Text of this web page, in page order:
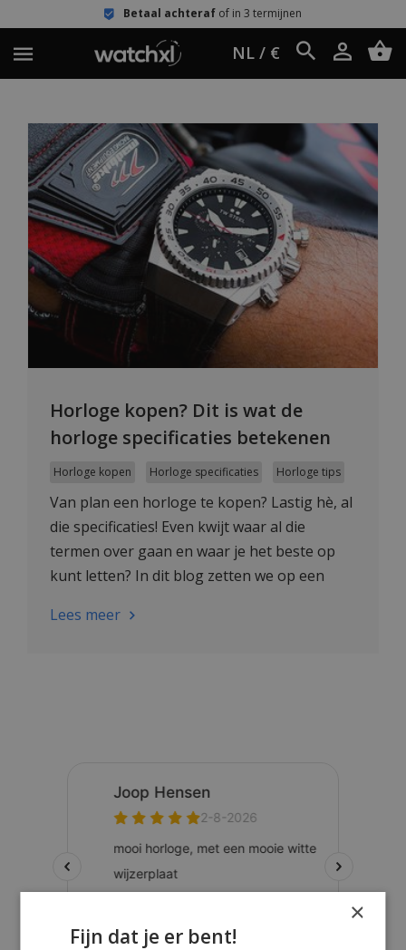
Betaal achteraf of in 3 termijnen
NL / €
Horloge kopen? Dit is wat de
horloge specificaties betekenen
Horloge kopen Horloge specificaties Horloge tips
Van plan een horloge te kopen? Lastig hè, al
die specificaties! Even kwijt waar al die
termen over gaan en waar je het beste op
kunt letten? In dit blog zetten we op een
Lees meer
×
Fijn dat je er bent!